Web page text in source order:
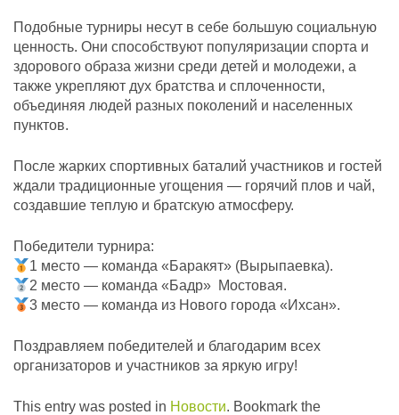
Подобные турниры несут в себе большую социальную
ценность. Они способствуют популяризации спорта и
здорового образа жизни среди детей и молодежи, а
также укрепляют дух братства и сплоченности,
объединяя людей разных поколений и населенных
пунктов.
После жарких спортивных баталий участников и гостей
ждали традиционные угощения — горячий плов и чай,
создавшие теплую и братскую атмосферу.
Победители турнира:
1 место — команда «Баракят» (Вырыпаевка).
2 место — команда «Бадр» Мостовая.
3 место — команда из Нового города «Ихсан».
Поздравляем победителей и благодарим всех
организаторов и участников за яркую игру!
This entry was posted in Новости. Bookmark the